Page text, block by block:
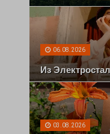
06.08.2026
Из
03.08.2026